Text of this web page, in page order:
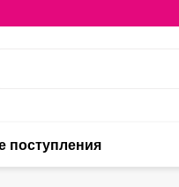
поступления